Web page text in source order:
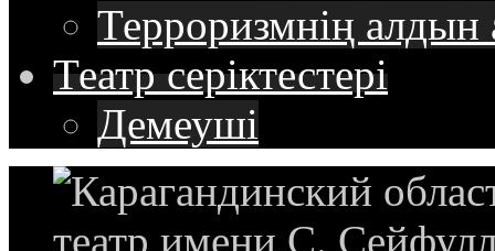
Терроризмнің
Театрcеріктестері
Демеуші